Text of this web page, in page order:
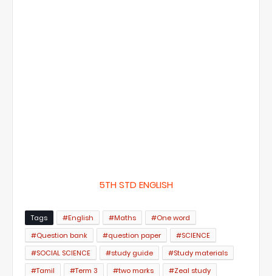
5TH STD ENGLISH
Tags #English #Maths
#One word
#Question bank
#question paper
#SCIENCE
#SOCIAL SCIENCE
#study guide
#Study materials
#Tamil
#Term 3 #two marks #Zeal study